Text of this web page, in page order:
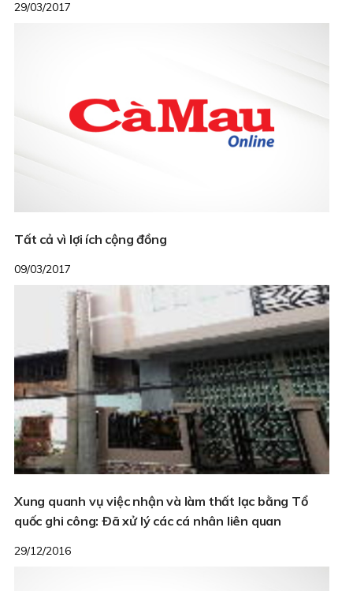
29/03/2017
Tất cả vì lợi ích cộng đồng
09/03/2017
Xung quanh vụ việc nhận và làm thất lạc bằng Tổ
quốc ghi công: Ðã xử lý các cá nhân liên quan
29/12/2016